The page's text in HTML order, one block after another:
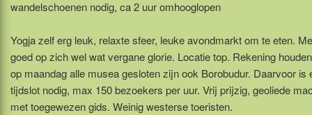
wandelschoenen nodig, ca 2 uur omhooglopen
Yogja zelf erg leuk, relaxte sfeer, leuke avondmarkt om te eten.
goed op zich wel wat vergane glorie. Locatie top. Rekening
op maandag alle musea gesloten zijn ook Borobudur. Daarvoor is
tijdslot nodig, max 150 bezoekers per uur. Vrij prijzig, geoliede
met toegewezen gids. Weinig westerse toeristen.